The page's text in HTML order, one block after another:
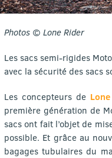
Photos © Lone Rider
Les sacs semi-rigides
avec la sécurité des sacs
Les concepteurs de
première génération de
sacs ont fait l’objet de
possible. Et grâce au
bagages tubulaires du